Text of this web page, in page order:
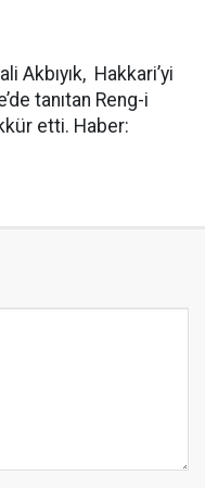
Akbıyık, Hakkari’yi
tanıtan Reng-i
etti. Haber: